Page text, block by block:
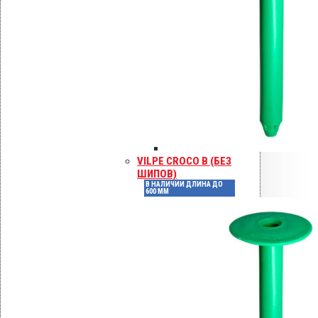
VILPE CROCO B (БЕЗ
ШИПОВ)
В НАЛИЧИИ ДЛИНА ДО
600 ММ
саморезов KLA для
Детали
425070